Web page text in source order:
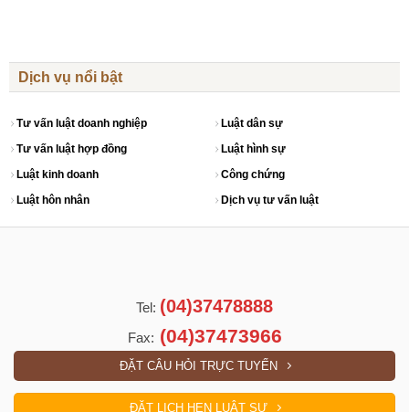
Dịch vụ nổi bật
Tư vấn luật doanh nghiệp
Tư vấn luật hợp đồng
Luật dân sự
Luật hình sự
Luật kinh doanh
Luật hôn nhân
Công chứng
Dịch vụ tư vấn luật
Tel: (04)37478888
Fax: (04)37473966
ĐẶT CÂU HỎI TRỰC TUYẾN
ĐẶT LỊCH HẸN LUẬT SƯ